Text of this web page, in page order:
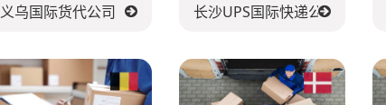
义乌国际货代公司 长沙UPS国际快递公司